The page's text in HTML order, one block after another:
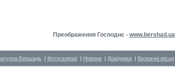
Преображення Господнє - www.bershad.ua
Бершадь | Фотогалереї | Новини | Довідники | Визначні місця